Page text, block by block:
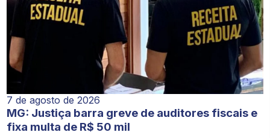
7 de agosto de 2026
MG: Justiça barra greve de auditores fiscais e
fixa multa de R$ 50 mil